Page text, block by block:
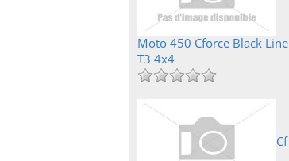
Moto 450 Cforce Black Line
T3 4x4
Cf